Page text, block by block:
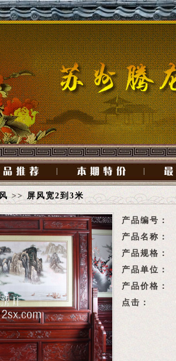
>> 屏风宽2到3米
产品编号：
产品名称：
产品规格：
产品单位：
产品价格：
点击：